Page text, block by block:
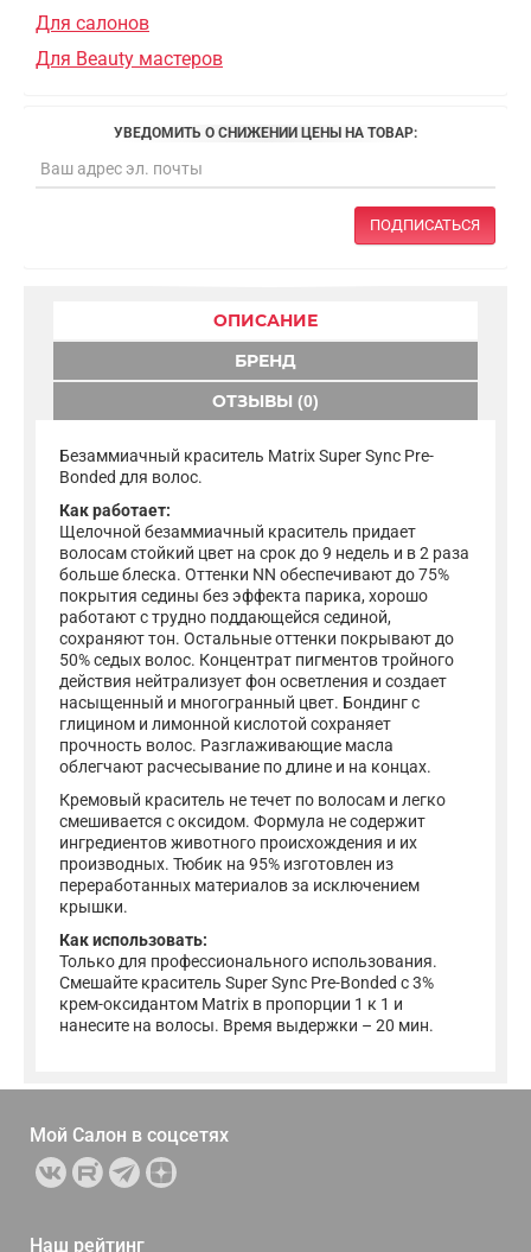
Для салонов
Для Beauty мастеров
УВЕДОМИТЬ О СНИЖЕНИИ ЦЕНЫ НА ТОВАР:
ПОДПИСАТЬСЯ
ОПИСАНИЕ
БРЕНД
ОТЗЫВЫ (0)
Безаммиачный краситель Matrix Super Sync Pre-
Bonded для волос.
Как работает:
Щелочной безаммиачный краситель придает
волосам стойкий цвет на срок до 9 недель и в 2 раза
больше блеска. Оттенки NN обеспечивают до 75%
покрытия седины без эффекта парика, хорошо
работают с трудно поддающейся сединой,
сохраняют тон. Остальные оттенки покрывают до
50% седых волос. Концентрат пигментов тройного
действия нейтрализует фон осветления и создает
насыщенный и многогранный цвет. Бондинг с
глицином и лимонной кислотой сохраняет
прочность волос. Разглаживающие масла
облегчают расчесывание по длине и на концах.
Кремовый краситель не течет по волосам и легко
смешивается с оксидом. Формула не содержит
ингредиентов животного происхождения и их
производных. Тюбик на 95% изготовлен из
переработанных материалов за исключением
крышки.
Как использовать:
Только для профессионального использования.
Смешайте краситель Super Sync Pre-Bonded с 3%
крем-оксидантом Matrix в пропорции 1 к 1 и
нанесите на волосы. Время выдержки – 20 мин.
Мой Салон в соцсетях
Наш рейтинг